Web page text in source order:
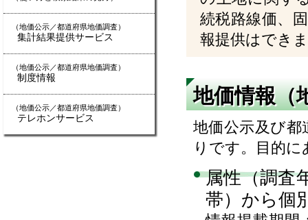
（地価公示／都道府県地価調査）
集計結果提供サービス
（地価公示／都道府県地価調査）
制度情報
（地価公示／都道府県地価調査）
テレホンサービス
続税路線価、
報提供はでき
地価情報（
地価公示及び
りです。目的
属性（調査
帯）から個